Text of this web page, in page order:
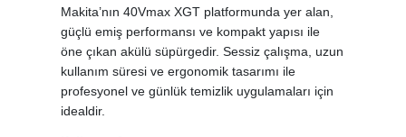
Makita’nın 40Vmax XGT platformunda yer alan,
güçlü emiş performansı ve kompakt yapısı ile
öne çıkan akülü süpürgedir. Sessiz çalışma, uzun
kullanım süresi ve ergonomik tasarımı ile
profesyonel ve günlük temizlik uygulamaları için
idealdir.